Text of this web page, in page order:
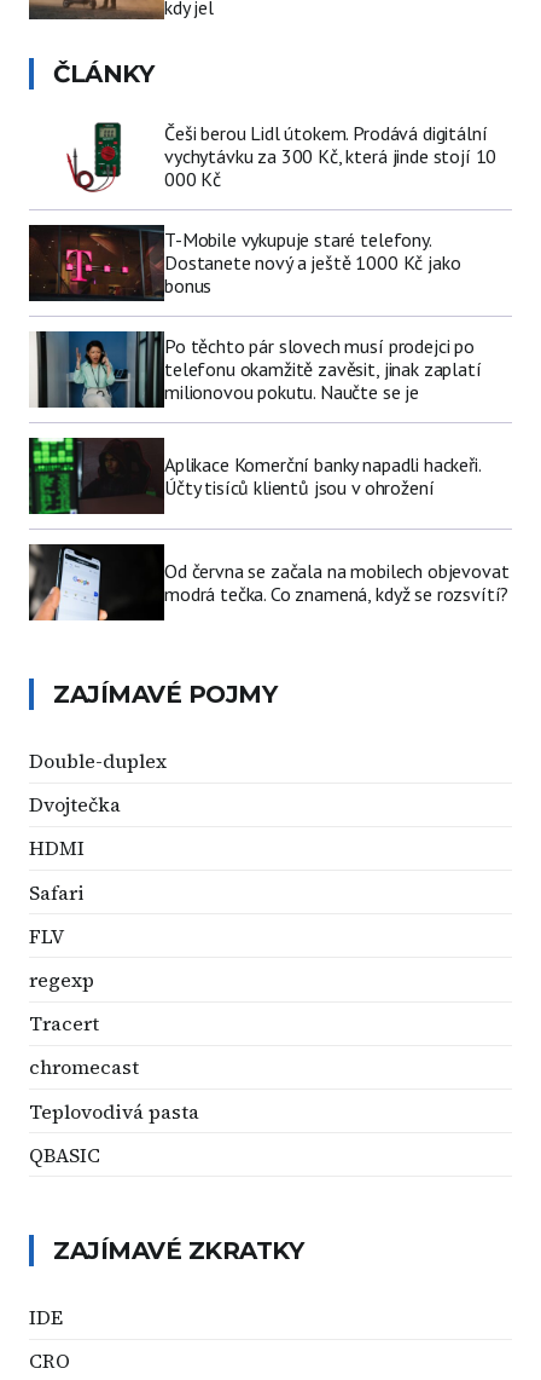
kdy jel
ČLÁNKY
Češi berou Lidl útokem. Prodává digitální
vychytávku za 300 Kč, která jinde stojí 10
000 Kč
T-Mobile vykupuje staré telefony.
Dostanete nový a ještě 1000 Kč jako
bonus
Po těchto pár slovech musí prodejci po
telefonu okamžitě zavěsit, jinak zaplatí
milionovou pokutu. Naučte se je
Aplikace Komerční banky napadli hackeři.
Účty tisíců klientů jsou v ohrožení
Od června se začala na mobilech objevovat
modrá tečka. Co znamená, když se rozsvítí?
ZAJÍMAVÉ POJMY
Double-duplex
Dvojtečka
HDMI
Safari
FLV
regexp
Tracert
chromecast
Teplovodivá pasta
QBASIC
ZAJÍMAVÉ ZKRATKY
IDE
CRO